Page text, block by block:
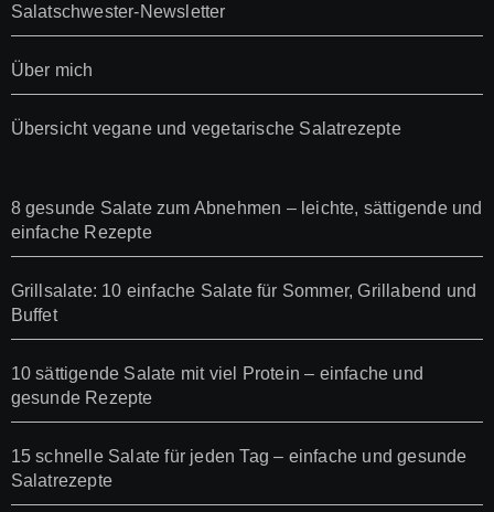
Salatschwester-Newsletter
Über mich
Übersicht vegane und vegetarische Salatrezepte
8 gesunde Salate zum Abnehmen – leichte, sättigende und
einfache Rezepte
Grillsalate: 10 einfache Salate für Sommer, Grillabend und
Buffet
10 sättigende Salate mit viel Protein – einfache und
gesunde Rezepte
15 schnelle Salate für jeden Tag – einfache und gesunde
Salatrezepte